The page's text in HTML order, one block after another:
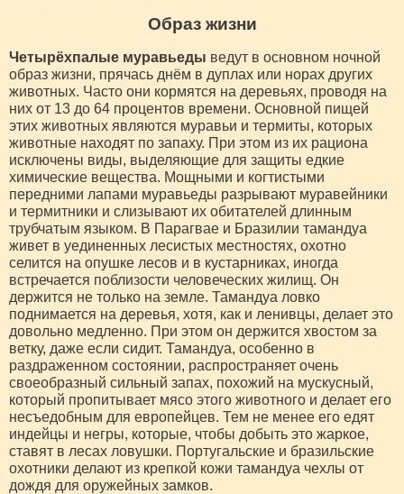
Образ жизни
Четырёхпалые муравьеды ведут в основном ночной
образ жизни, прячась днём в дуплах или норах других
животных. Часто они кормятся на деревьях, проводя на
них от 13 до 64 процентов времени. Основной пищей
этих животных являются муравьи и термиты, которых
животные находят по запаху. При этом из их рациона
исключены виды, выделяющие для защиты едкие
химические вещества. Мощными и когтистыми
передними лапами муравьеды разрывают муравейники
и термитники и слизывают их обитателей длинным
трубчатым языком. В Парагвае и Бразилии тамандуа
живет в уединенных лесистых местностях, охотно
селится на опушке лесов и в кустарниках, иногда
встречается поблизости человеческих жилищ. Он
держится не только на земле. Тамандуа ловко
поднимается на деревья, хотя, как и ленивцы, делает это
довольно медленно. При этом он держится хвостом за
ветку, даже если сидит. Тамандуа, особенно в
раздраженном состоянии, распространяет очень
своеобразный сильный запах, похожий на мускусный,
который пропитывает мясо этого животного и делает его
несъедобным для европейцев. Тем не менее его едят
индейцы и негры, которые, чтобы добыть это жаркое,
ставят в лесах ловушки. Португальские и бразильские
охотники делают из крепкой кожи тамандуа чехлы от
дождя для оружейных замков.